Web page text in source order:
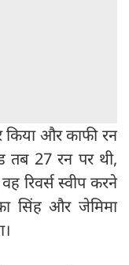
किया और काफी रन
तब 27 रन पर थी,
रिवर्स स्वीप करने
सिंह और जेमिमा